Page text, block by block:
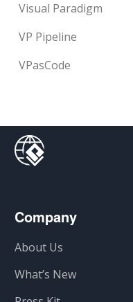
Visual Paradigm
VP Pipeline
VPasCode
Company
About Us
What’s New